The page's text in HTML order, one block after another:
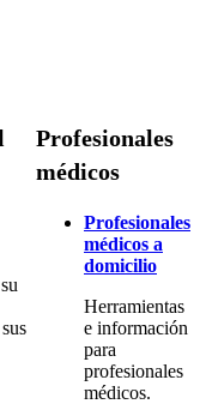
Profesionales
médicos
Profesionales
médicos a
domicilio
Herramientas
e información
para
profesionales
médicos.